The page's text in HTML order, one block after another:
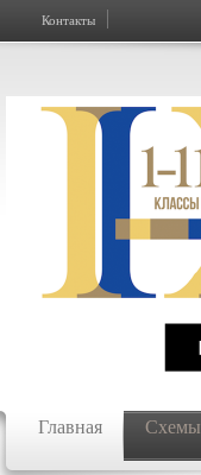
Контакты
Главная Схемы